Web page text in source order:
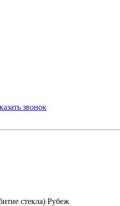
звонок
стекла) Рубеж